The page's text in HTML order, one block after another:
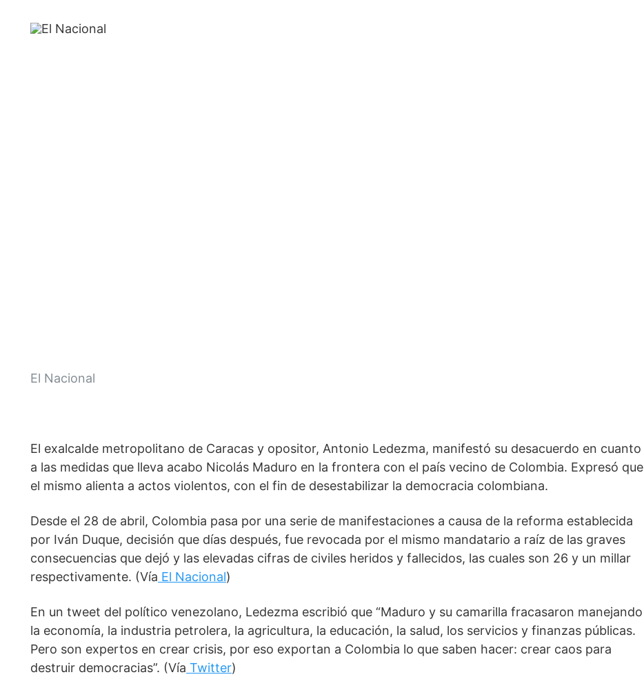
El Nacional
El exalcalde metropolitano de Caracas y opositor, Antonio Ledezma, manifestó su desacuerdo en cuanto
a las medidas que lleva acabo Nicolás Maduro en la frontera con el país vecino de Colombia. Expresó que
el mismo alienta a actos violentos, con el fin de desestabilizar la democracia colombiana.
Desde el 28 de abril, Colombia pasa por una serie de manifestaciones a causa de la reforma establecida
por Iván Duque, decisión que días después, fue revocada por el mismo mandatario a raíz de las graves
consecuencias que dejó y las elevadas cifras de civiles heridos y fallecidos, las cuales son 26 y un millar
respectivamente. (Vía El Nacional)
En un tweet del político venezolano, Ledezma escribió que “Maduro y su camarilla fracasaron manejando
la economía, la industria petrolera, la agricultura, la educación, la salud, los servicios y finanzas públicas.
Pero son expertos en crear crisis, por eso exportan a Colombia lo que saben hacer: crear caos para
destruir democracias”. (Vía Twitter)